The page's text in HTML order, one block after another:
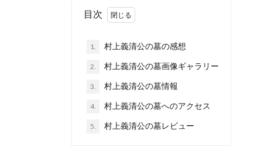
目次
1. 村上義清公の墓の感想
2. 村上義清公の墓画像ギャラリー
3. 村上義清公の墓情報
4. 村上義清公の墓へのアクセス
5. 村上義清公の墓レビュー